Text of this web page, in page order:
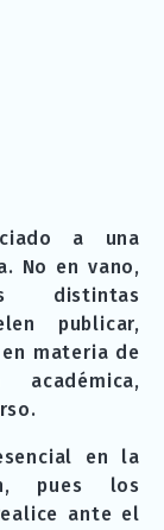
a una
No en vano,
distintas
publicar,
materia de
académica,
en la
pues los
ante el